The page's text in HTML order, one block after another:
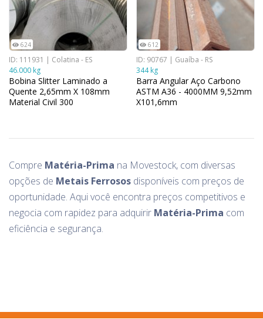
624
ID: 111931 | Colatina - ES
46.000 kg
Bobina Slitter Laminado a
Quente 2,65mm X 108mm
Material Civil 300
612
ID: 90767 | Guaíba - RS
344 kg
Barra Angular Aço Carbono
ASTM A36 - 4000MM 9,52mm
X101,6mm
Compre Matéria-Prima na Movestock, com diversas
opções de Metais Ferrosos disponíveis com preços de
oportunidade. Aqui você encontra preços competitivos e
negocia com rapidez para adquirir Matéria-Prima com
eficiência e segurança.